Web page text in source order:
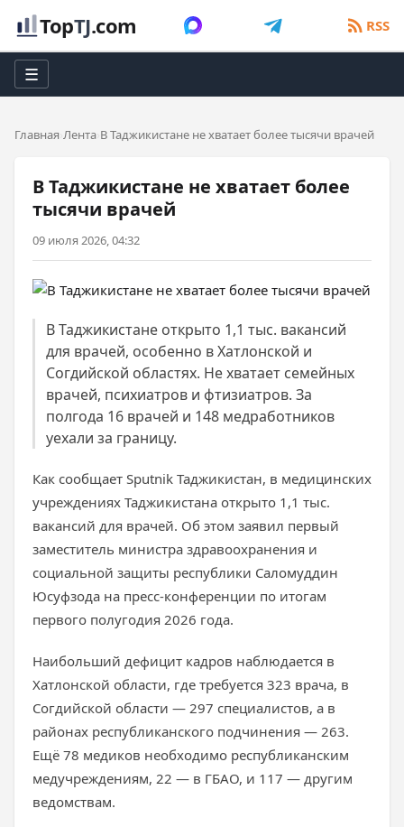
TopTJ.com RSS
☰
Главная Лента В Таджикистане не хватает более тысячи врачей
В Таджикистане не хватает более
тысячи врачей
09 июля 2026, 04:32
В Таджикистане открыто 1,1 тыс. вакансий
для врачей, особенно в Хатлонской и
Согдийской областях. Не хватает семейных
врачей, психиатров и фтизиатров. За
полгода 16 врачей и 148 медработников
уехали за границу.
Как сообщает Sputnik Таджикистан, в медицинских
учреждениях Таджикистана открыто 1,1 тыс.
вакансий для врачей. Об этом заявил первый
заместитель министра здравоохранения и
социальной защиты республики Саломуддин
Юсуфзода на пресс-конференции по итогам
первого полугодия 2026 года.
Наибольший дефицит кадров наблюдается в
Хатлонской области, где требуется 323 врача, в
Согдийской области — 297 специалистов, а в
районах республиканского подчинения — 263.
Ещё 78 медиков необходимо республиканским
медучреждениям, 22 — в ГБАО, и 117 — другим
ведомствам.